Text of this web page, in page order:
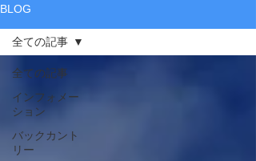
BLOG
全ての記事
インフォメー
ション
バックカント
リー
全ての記事